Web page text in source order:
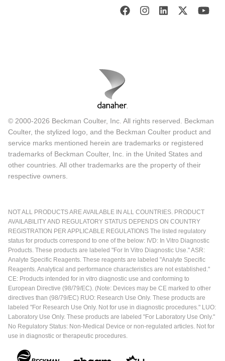
© 2000-2026 Beckman Coulter, Inc. All rights reserved. Beckman
Coulter, the stylized logo, and the Beckman Coulter product and
service marks mentioned herein are trademarks or registered
trademarks of Beckman Coulter, Inc. in the United States and
other countries. All other trademarks are the property of their
respective owners.
NOT ALL PRODUCTS ARE AVAILABLE IN ALL COUNTRIES. PRODUCT
AVAILABILITY AND REGULATORY STATUS DEPENDS ON COUNTRY
REGISTRATION PER APPLICABLE REGULATIONS The listed regulatory
status for products correspond to one of the below: IVD: In Vitro Diagnostic
Products. These products are labeled "For In Vitro Diagnostic Use." ASR:
Analyte Specific Reagents. These reagents are labeled "Analyte Specific
Reagents. Analytical and performance characteristics are not established."
CE: Products intended for in vitro diagnostic use and conforming to
European Directive (98/79/EC). (Note: Devices may be CE marked to other
directives than (98/79/EC) RUO: Research Use Only. These products are
labeled "For Research Use Only. Not for use in diagnostic procedures." LUO:
Laboratory Use Only. These products are labeled "For Laboratory Use Only."
No Regulatory Status: Non-Medical Device or non-regulated articles. Not for
use in diagnostic or therapeutic procedures.